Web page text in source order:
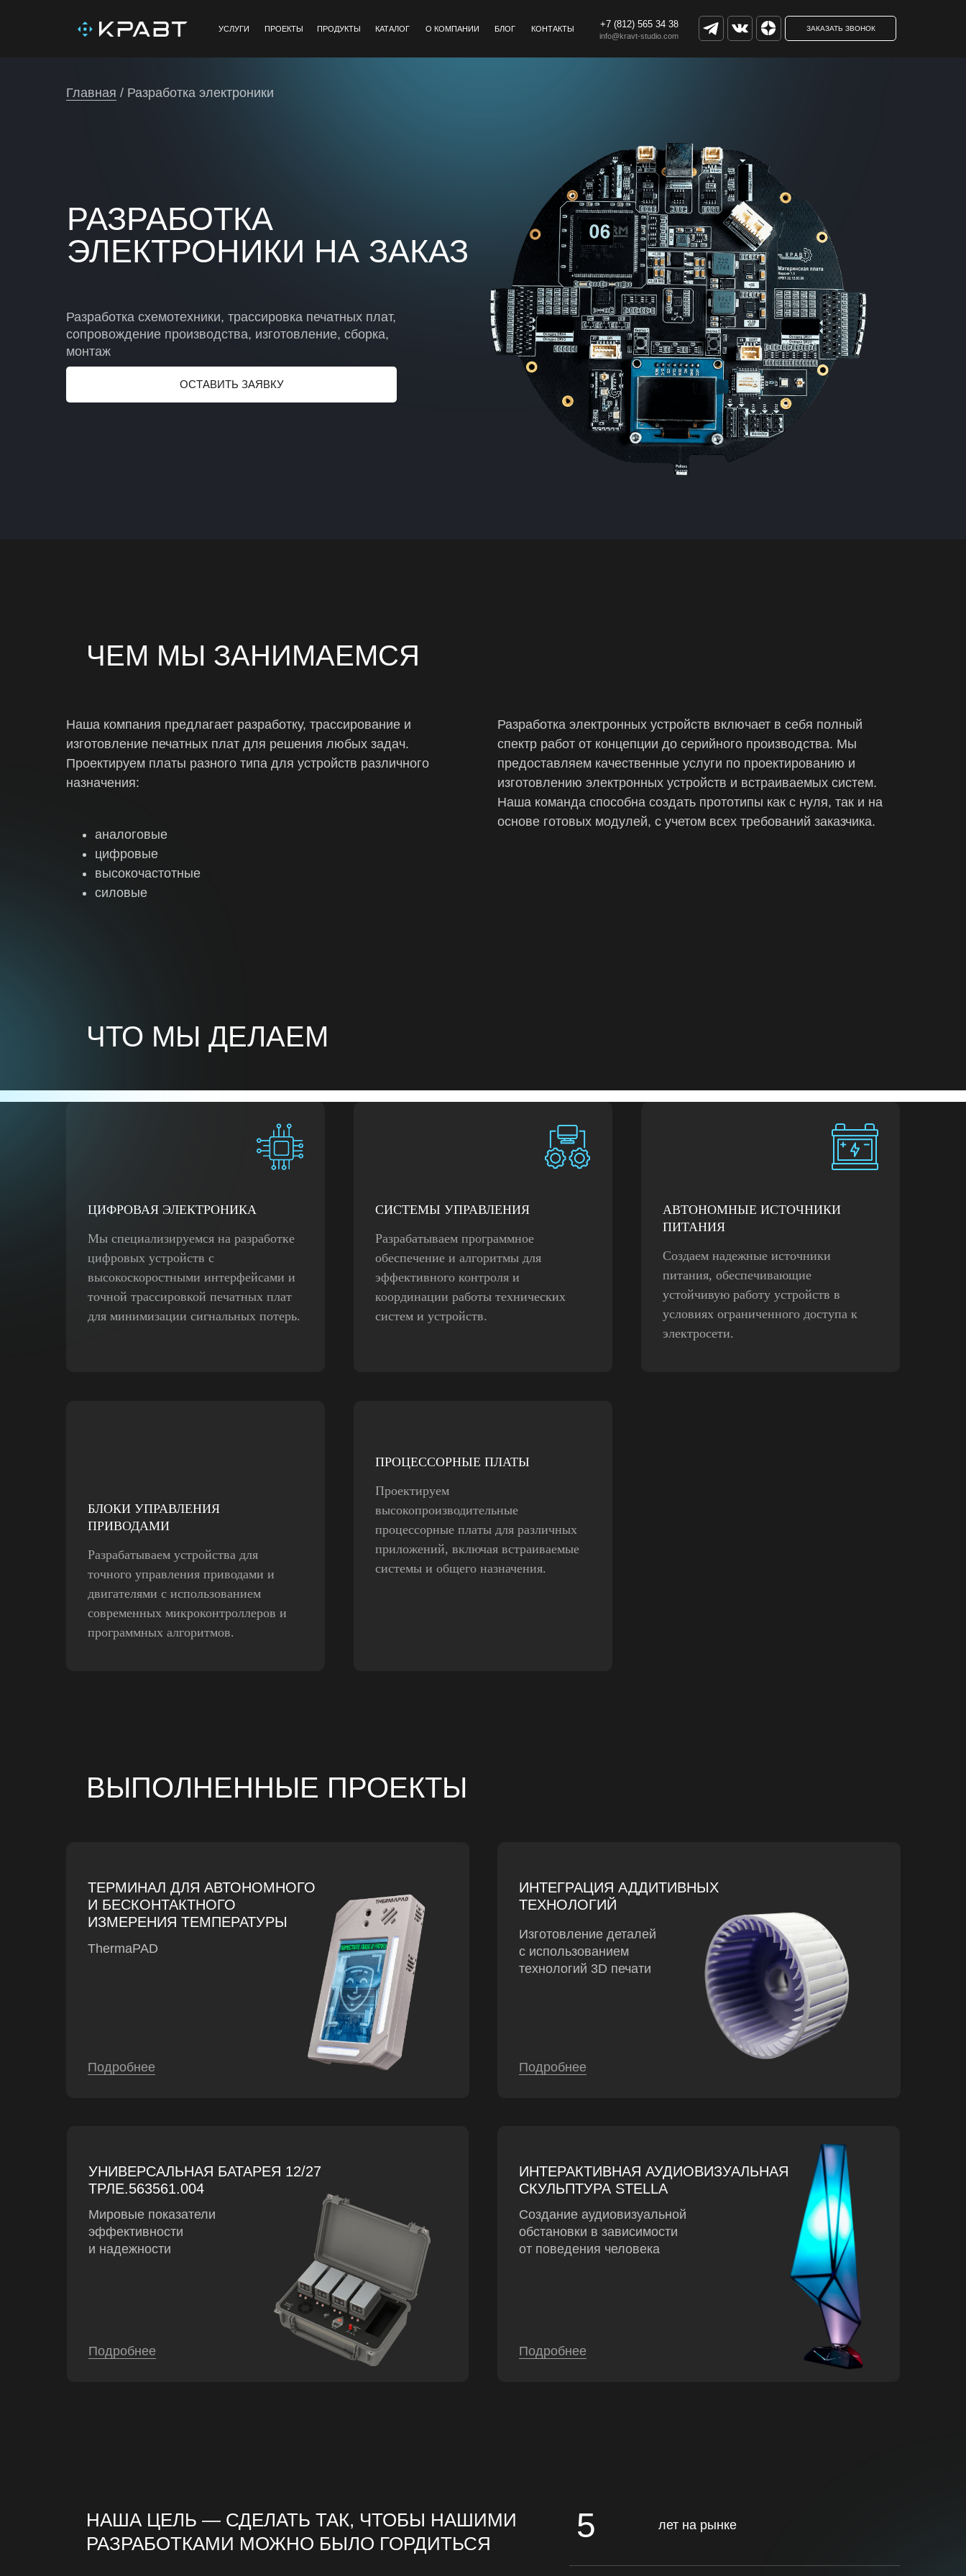
ПРОДУКТЫ
ПРОЕКТЫ
УСЛУГИ ЗАКАЗАТЬ ЗВОНОК
О КОМПАНИИ
КАТАЛОГ +7 (812) 565 34 38
БЛОГ
info@kravt-studio.com
КОНТАКТЫ
РАЗРАБОТКА
ЭЛЕКТРОНИКИ НА ЗАКАЗ
ОСТАВИТЬ ЗАЯВКУ
Главная / Разработка электроники
Разработка схемотехники, трассировка печатных плат,
сопровождение производства, изготовление, сборка,
монтаж
ЧЕМ МЫ ЗАНИМАЕМСЯ
Наша компания предлагает разработку, трассирование и
изготовление печатных плат для решения любых задач.
Проектируем платы разного типа для устройств различного
назначения:
аналоговые
цифровые
высокочастотные
силовые
Разработка электронных устройств включает в себя полный
спектр работ от концепции до серийного производства. Мы
предоставляем качественные услуги по проектированию и
изготовлению электронных устройств и встраиваемых систем.
Наша команда способна создать прототипы как с нуля, так и на
основе готовых модулей, с учетом всех требований заказчика.
ЧТО МЫ ДЕЛАЕМ
ЦИФРОВАЯ ЭЛЕКТРОНИКА
Мы специализируемся на разработке
цифровых устройств с
высокоскоростными интерфейсами и
точной трассировкой печатных плат
для минимизации сигнальных потерь.
СИСТЕМЫ УПРАВЛЕНИЯ
Разрабатываем программное
обеспечение и алгоритмы для
эффективного контроля и
координации работы технических
систем и устройств.
АВТОНОМНЫЕ ИСТОЧНИКИ
ПИТАНИЯ
Создаем надежные источники
питания, обеспечивающие
устойчивую работу устройств в
условиях ограниченного доступа к
электросети.
БЛОКИ УПРАВЛЕНИЯ
ПРИВОДАМИ
Разрабатываем устройства для
точного управления приводами и
двигателями с использованием
современных микроконтроллеров и
программных алгоритмов.
ПРОЦЕССОРНЫЕ ПЛАТЫ
Проектируем
высокопроизводительные
процессорные платы для различных
приложений, включая встраиваемые
системы и общего назначения.
ВЫПОЛНЕННЫЕ ПРОЕКТЫ
Подробнее
ТЕРМИНАЛ ДЛЯ АВТОНОМНОГО
И БЕСКОНТАКТНОГО
ИЗМЕРЕНИЯ ТЕМПЕРАТУРЫ
ThermaPAD
Подробнее
УНИВЕРСАЛЬНАЯ БАТАРЕЯ 12/27
ТРЛЕ.563561.004
Мировые показатели
эффективности
и надежности
Подробнее
ИНТЕГРАЦИЯ АДДИТИВНЫХ
ТЕХНОЛОГИЙ
Изготовление деталей
с использованием
технологий 3D печати
Подробнее
ИНТЕРАКТИВНАЯ АУДИОВИЗУАЛЬНАЯ
СКУЛЬПТУРА STELLA
Создание аудиовизуальной
обстановки в зависимости
от поведения человека
5 лет на рынке
НАША ЦЕЛЬ — СДЕЛАТЬ ТАК, ЧТОБЫ НАШИМИ
РАЗРАБОТКАМИ МОЖНО БЫЛО ГОРДИТЬСЯ